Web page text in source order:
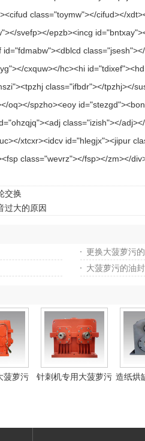
交换
过大的原因
更换大菠萝污
大菠萝污的油
菠萝污 针刺机专用大菠萝污 造纸烘